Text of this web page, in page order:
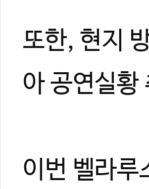
또한, 현지
아 공연실황
이번 벨라루
관련 뉴스